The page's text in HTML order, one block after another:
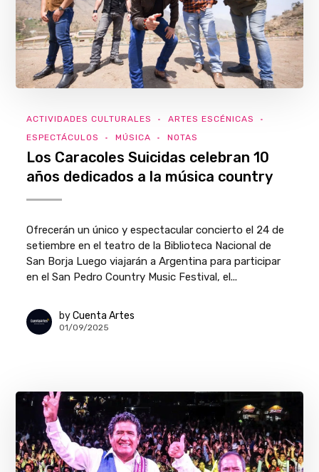
ACTIVIDADES CULTURALES
ARTES ESCÉNICAS
ESPECTÁCULOS
MÚSICA NOTAS
Los Caracoles Suicidas celebran 10
años dedicados a la música country
Ofrecerán un único y espectacular concierto el 24 de
setiembre en el teatro de la Biblioteca Nacional de
San Borja Luego viajarán a Argentina para participar
en el San Pedro Country Music Festival, el...
by Cuenta Artes
01/09/2025